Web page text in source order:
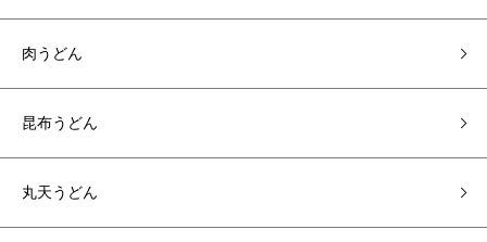
肉うどん
昆布うどん
丸天うどん